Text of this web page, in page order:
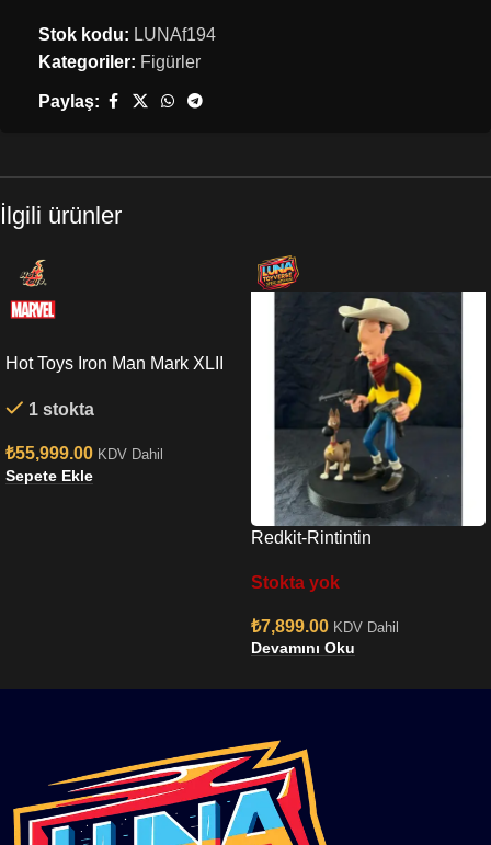
Stok kodu: LUNAf194
Kategoriler: Figürler
Paylaş:
İlgili ürünler
Hot Toys Iron Man Mark XLII
Scale Figure
1 stokta
₺55,999.00 KDV Dahil
Sepete Ekle
Redkit-Rintintin
Stokta yok
₺7,899.00 KDV Dahil
Devamını Oku